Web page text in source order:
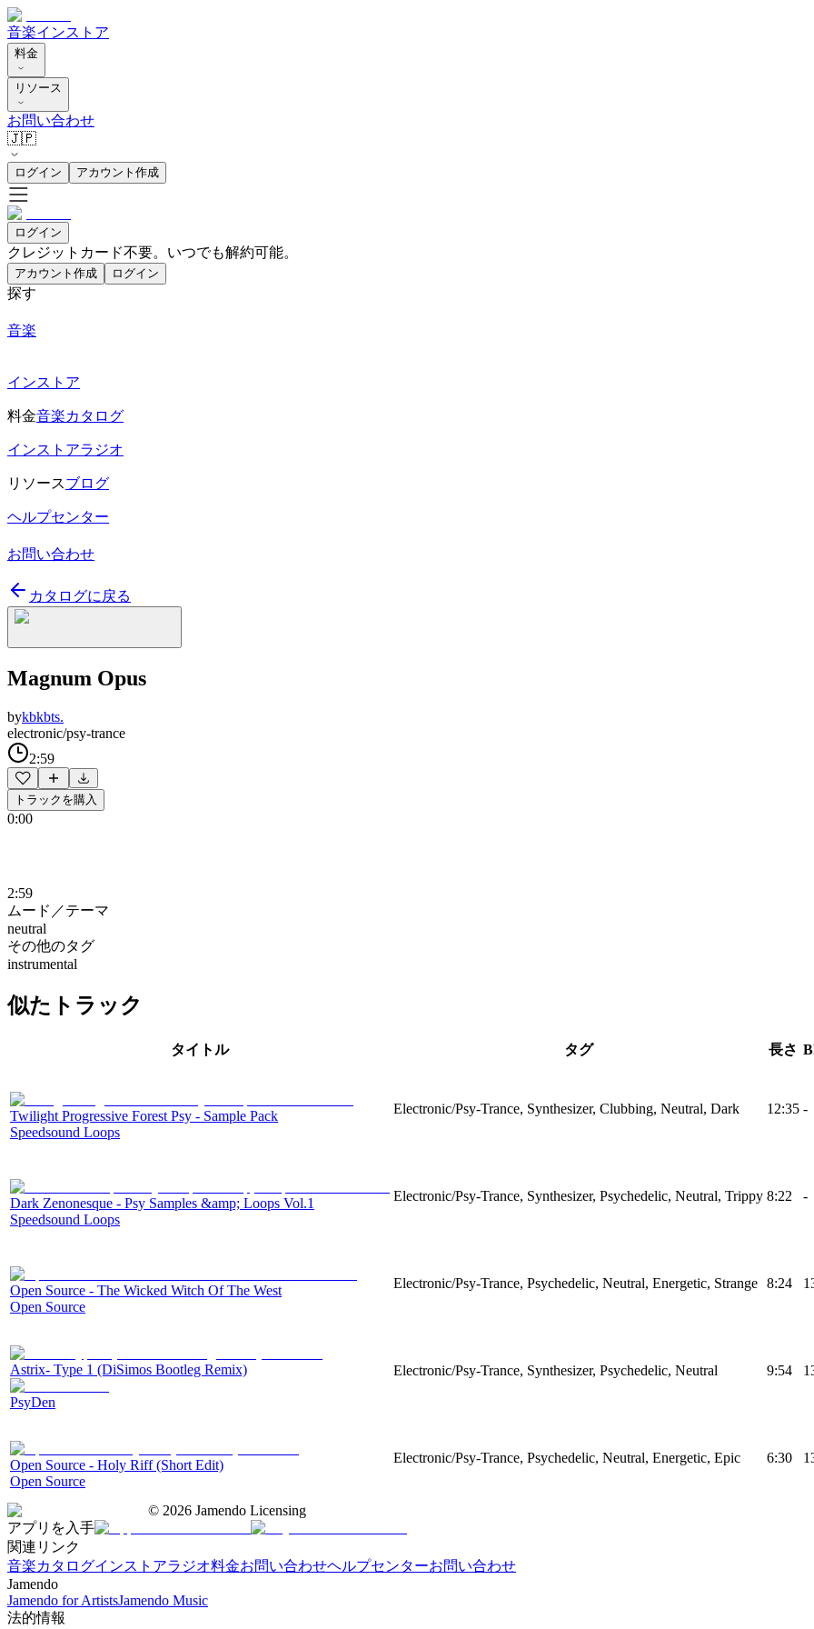
音楽インストア
料金
リソース
お問い合わせ
🇯🇵
ログイン アカウント作成
ログイン
クレジットカード不要。いつでも解約可能。
アカウント作成 ログイン
探す
音楽
インストア
料金音楽カタログ
インストアラジオ
リソースブログ
ヘルプセンター
お問い合わせ
カタログに戻る
Magnum Opus
bykbkbts.
electronic/psy-trance
2:59
トラックを購入
0:00
2:59
ムード／テーマ
neutral
その他のタグ
instrumental
似たトラック
タイトル タグ 長さ
Twilight Progressive Forest Psy - Sample Pack
Speedsound Loops
Electronic/Psy-Trance, Synthesizer, Clubbing, Neutral, Dark 12:35 -
Dark Zenonesque - Psy Samples &amp; Loops Vol.1
Speedsound Loops
Electronic/Psy-Trance, Synthesizer, Psychedelic, Neutral, Trippy 8:22 -
Open Source - The Wicked Witch Of The West
Open Source
Electronic/Psy-Trance, Psychedelic, Neutral, Energetic, Strange 8:24
Astrix- Type 1 (DiSimos Bootleg Remix)
PsyDen
Electronic/Psy-Trance, Synthesizer, Psychedelic, Neutral 9:54
Open Source - Holy Riff (Short Edit)
Open Source
Electronic/Psy-Trance, Psychedelic, Neutral, Energetic, Epic 6:30
© 2026 Jamendo Licensing
アプリを入手
関連リンク
音楽カタログインストアラジオ料金お問い合わせヘルプセンターお問い合わせ
Jamendo
Jamendo for ArtistsJamendo Music
法的情報